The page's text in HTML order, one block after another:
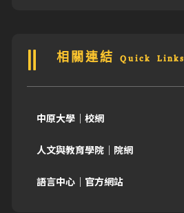
相關連結 Quick Links
中原大學｜校網
人文與教育學院｜院網
語言中心｜官方網站